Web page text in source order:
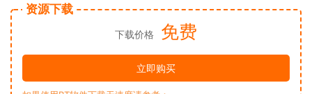
资源下载
下载价格 免费
立即购买